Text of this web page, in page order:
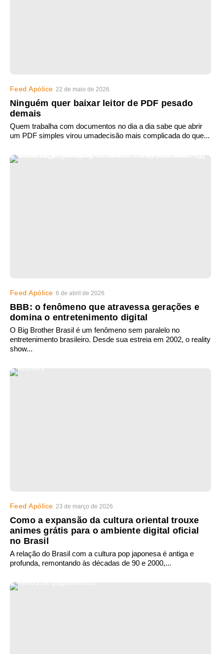
Feed Apólice 22 de maio de 2026
Ninguém quer baixar leitor de PDF pesado
demais
Quem trabalha com documentos no dia a dia sabe que abrir
um PDF simples virou umadecisão mais complicada do que...
Feed Apólice 6 de abril de 2026
BBB: o fenômeno que atravessa gerações e
domina o entretenimento digital
O Big Brother Brasil é um fenômeno sem paralelo no
entretenimento brasileiro. Desde sua estreia em 2002, o reality
show...
Feed Apólice 23 de março de 2026
Como a expansão da cultura oriental trouxe
animes grátis para o ambiente digital oficial
no Brasil
A relação do Brasil com a cultura pop japonesa é antiga e
profunda, remontando às décadas de 90 e 2000,...